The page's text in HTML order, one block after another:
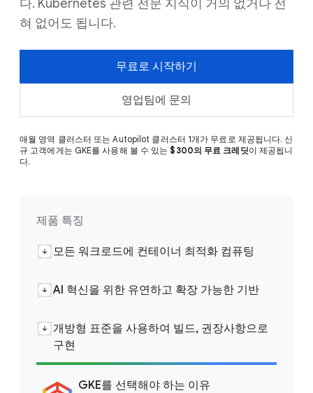
다. Kubernetes 관련 전문 지식이 거의 없거나 전
혀 없어도 됩니다.
무료로 시작하기
영업팀에 문의
매월 영역 클러스터 또는 Autopilot 클러스터 1개가 무료로 제공됩니다. 신
규 고객에게는 GKE를 사용해 볼 수 있는$300의 무료 크레딧이 제공됩니
다.
제품 특징
모든 워크로드에 컨테이너 최적화 컴퓨팅
AI 혁신을 위한 유연하고 확장 가능한 기반
개방형 표준을 사용하여 빌드, 권장사항으로
구현
GKE를 선택해야 하는 이유